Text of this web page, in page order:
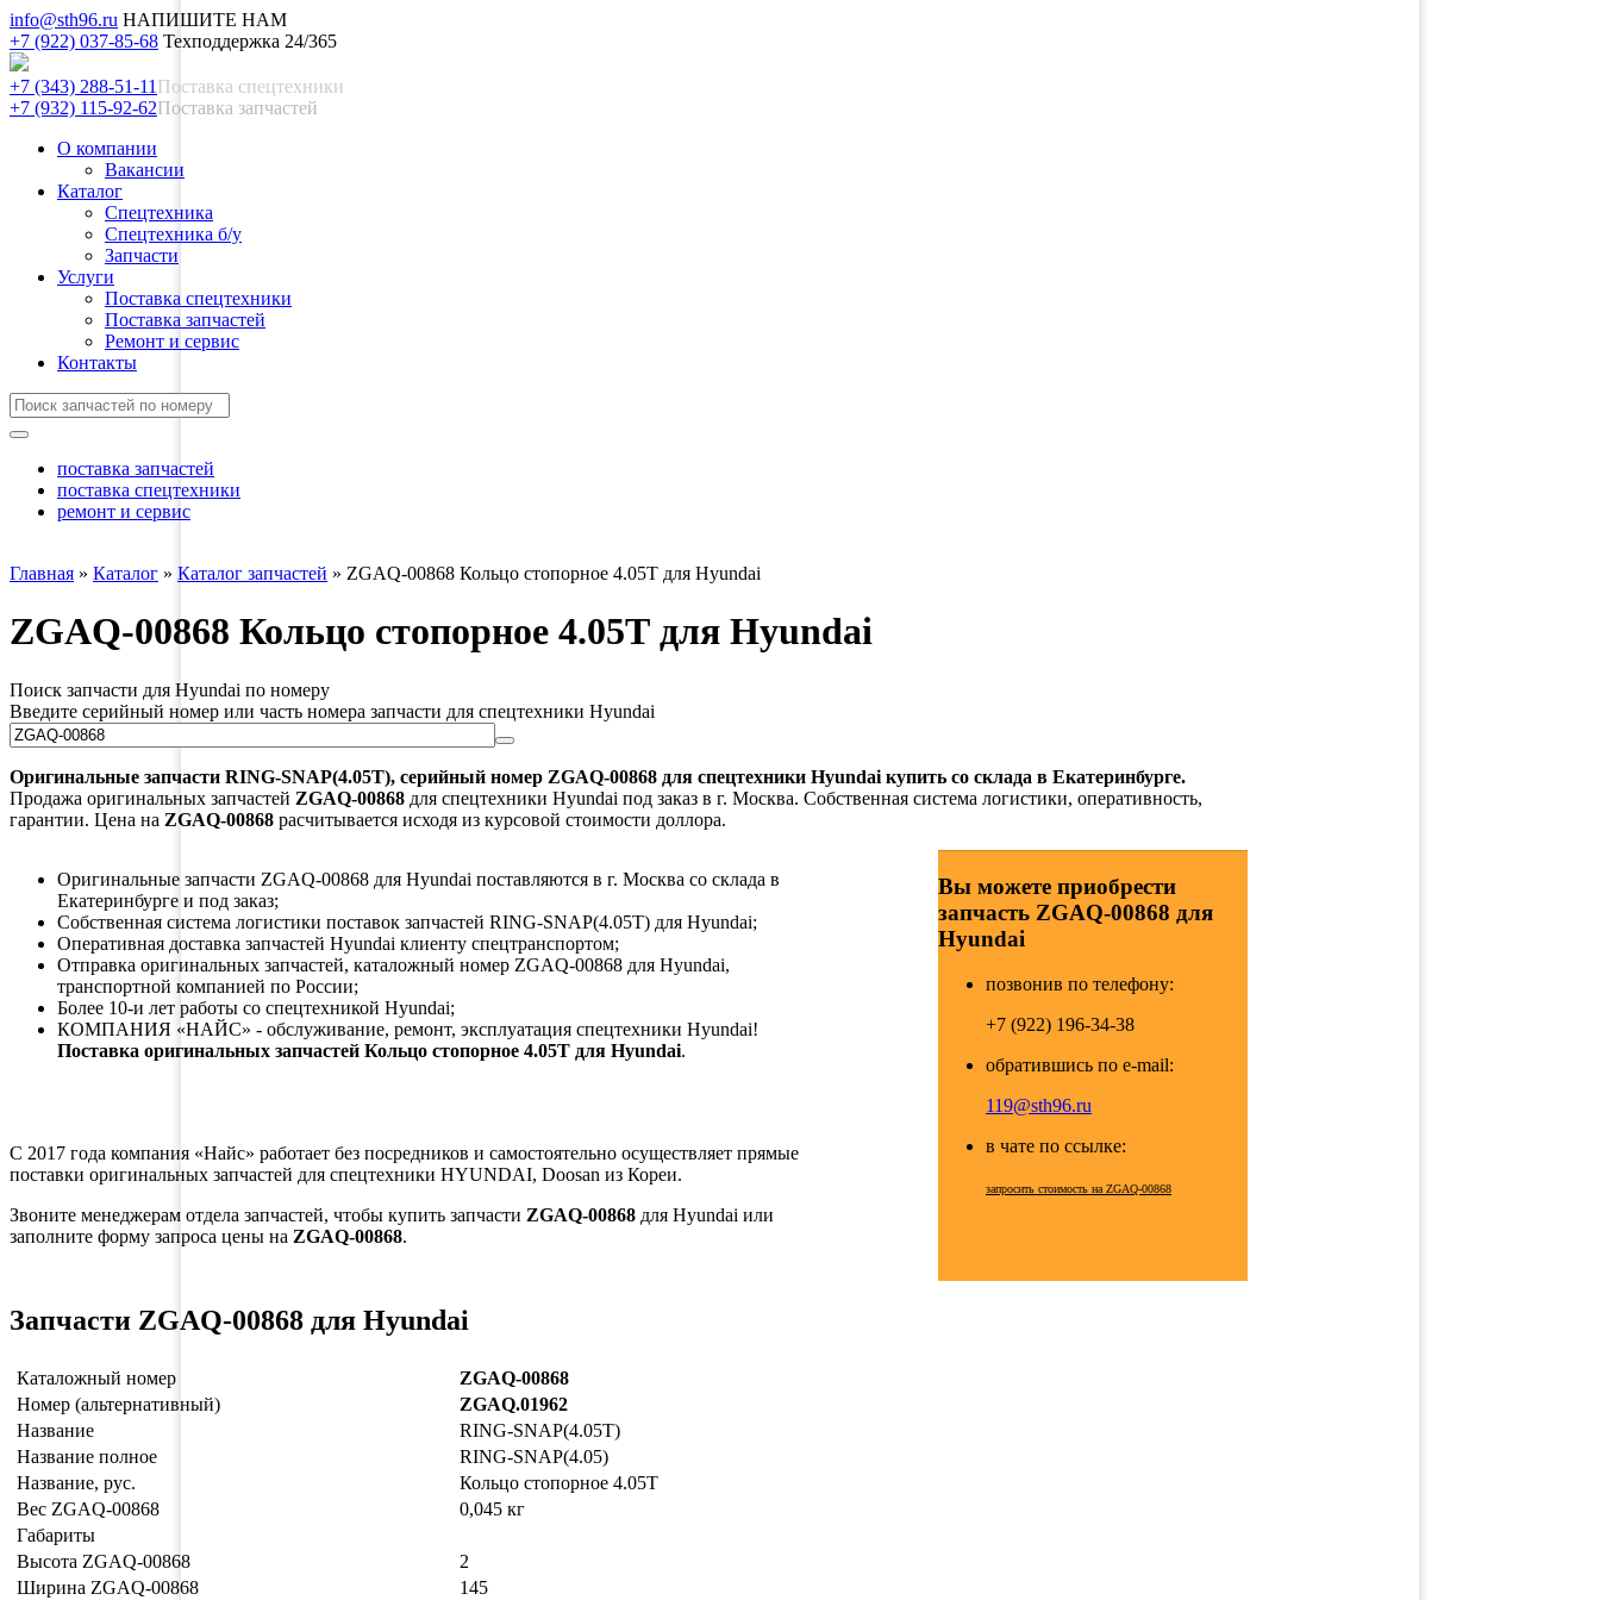
info@sth96.ru НАПИШИТЕ НАМ
+7 (922) 037-85-68 Техподдержка 24/365
+7 (343) 288-51-11 Поставка спецтехники
+7 (932) 115-92-62Поставка запчастей
О компании
Вакансии
Каталог
Спецтехника
Спецтехника б/у
Запчасти
Услуги
Поставка спецтехники
Поставка запчастей
Ремонт и сервис
Контакты
поставка запчастей
поставка спецтехники
ремонт и сервис
Главная » Каталог » Каталог запчастей » ZGAQ-00868 Кольцо стопорное 4.05Т для Hyundai
ZGAQ-00868 Кольцо стопорное 4.05Т для Hyundai
Поиск запчасти для Hyundai по номеру
Введите серийный номер или часть номера запчасти для спецтехники Hyundai
Оригинальные запчасти RING-SNAP(4.05T), серийный номер ZGAQ-00868 для спецтехники Hyundai купить со склада в Екатеринбурге.
Продажа оригинальных запчастей ZGAQ-00868 для спецтехники Hyundai под заказ в г. Москва. Собственная система логистики, оперативность,
гарантии. Цена на ZGAQ-00868 расчитывается исходя из курсовой стоимости доллора.
Оригинальные запчасти ZGAQ-00868 для Hyundai поставляются в г. Москва со склада в
Екатеринбурге и под заказ;
Собственная система логистики поставок запчастей RING-SNAP(4.05T) для Hyundai;
Оперативная доставка запчастей Hyundai клиенту спецтранспортом;
Отправка оригинальных запчастей, каталожный номер ZGAQ-00868 для Hyundai,
транспортной компанией по России;
Более 10-и лет работы со спецтехникой Hyundai;
КОМПАНИЯ «НАЙС» - обслуживание, ремонт, эксплуатация спецтехники Hyundai!
Поставка оригинальных запчастей Кольцо стопорное 4.05Т для Hyundai.
С 2017 года компания «Найс» работает без посредников и самостоятельно осуществляет прямые
поставки оригинальных запчастей для спецтехники HYUNDAI, Doosan из Кореи.
Звоните менеджерам отдела запчастей, чтобы купить запчасти ZGAQ-00868 для Hyundai или
заполните форму запроса цены на ZGAQ-00868.
Вы можете приобрести
запчасть ZGAQ-00868 для
Hyundai
позвонив по телефону:
+7 (922) 196-34-38
обратившись по e-mail:
119@sth96.ru
в чате по ссылке:
запросить стоимость на ZGAQ-00868
Запчасти ZGAQ-00868 для Hyundai
Каталожный номер
ZGAQ-00868
Номер (альтернативный)
ZGAQ.01962
Название
RING-SNAP(4.05T)
Название полное
RING-SNAP(4.05)
Название, рус.
Кольцо стопорное 4.05Т
Вес ZGAQ-00868
0,045 кг
Габариты
Высота ZGAQ-00868
2
Ширина ZGAQ-00868
145